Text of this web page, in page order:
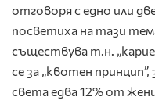
отговоря с едно или
посветиха на тази
съществува т.н.
се за „квотен
света едва 12% от